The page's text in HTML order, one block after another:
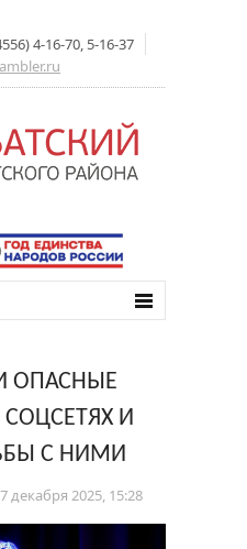
4-16-70, 5-16-37
ОПАСНЫЕ
И
С НИМИ
декабря 2025, 15:28